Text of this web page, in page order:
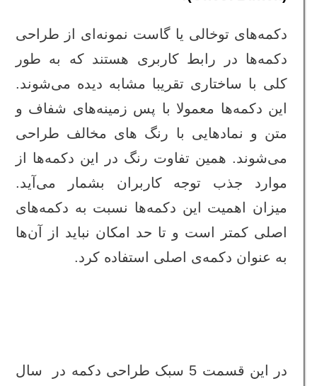
دکمه‌های توخالی یا گاست نمونه‌ای از طراحی
دکمه‌ها در رابط کاربری هستند که به طور
کلی با ساختاری تقریبا مشابه دیده می‌شوند.
این دکمه‌ها معمولا با پس زمینه‌های شفاف و
متن و نمادهایی با رنگ های مخالف طراحی
می‌شوند. همین تفاوت رنگ در این دکمه‌ها از
موارد جذب توجه کاربران بشمار می‌آید.
میزان اهمیت این دکمه‌ها نسبت به دکمه‌های
اصلی کمتر است و تا حد امکان نباید از آن‌ها
به عنوان دکمه‌ی اصلی استفاده کرد.
در این قسمت 5 سبک‌ طراحی دکمه در سال